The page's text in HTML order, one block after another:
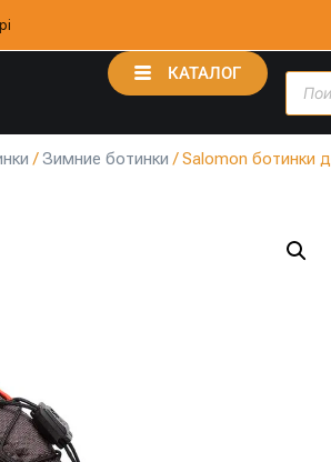
КАТАЛОГ
/Зимние ботинки / Salomon ботинки